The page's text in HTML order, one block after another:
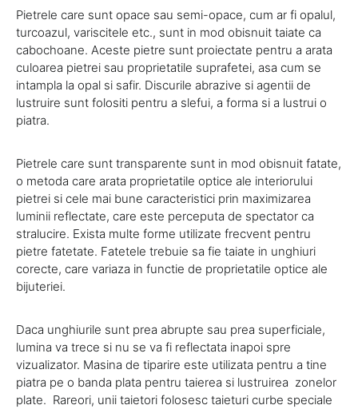
Pietrele care sunt opace sau semi-opace, cum ar fi opalul,
turcoazul, variscitele etc., sunt in mod obisnuit taiate ca
cabochoane. Aceste pietre sunt proiectate pentru a arata
culoarea pietrei sau proprietatile suprafetei, asa cum se
intampla la opal si safir. Discurile abrazive si agentii de
lustruire sunt folositi pentru a slefui, a forma si a lustrui o
piatra.
Pietrele care sunt transparente sunt in mod obisnuit fatate,
o metoda care arata proprietatile optice ale interiorului
pietrei si cele mai bune caracteristici prin maximizarea
luminii reflectate, care este perceputa de spectator ca
stralucire. Exista multe forme utilizate frecvent pentru
pietre fatetate. Fatetele trebuie sa fie taiate in unghiuri
corecte, care variaza in functie de proprietatile optice ale
bijuteriei.
Daca unghiurile sunt prea abrupte sau prea superficiale,
lumina va trece si nu se va fi reflectata inapoi spre
vizualizator. Masina de tiparire este utilizata pentru a tine
piatra pe o banda plata pentru taierea si lustruirea zonelor
plate. Rareori, unii taietori folosesc taieturi curbe speciale